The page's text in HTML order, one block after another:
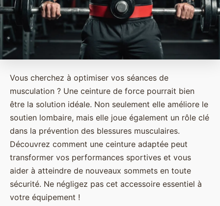
Vous cherchez à optimiser vos séances de
musculation ? Une ceinture de force pourrait bien
être la solution idéale. Non seulement elle améliore le
soutien lombaire, mais elle joue également un rôle clé
dans la prévention des blessures musculaires.
Découvrez comment une ceinture adaptée peut
transformer vos performances sportives et vous
aider à atteindre de nouveaux sommets en toute
sécurité. Ne négligez pas cet accessoire essentiel à
votre équipement !